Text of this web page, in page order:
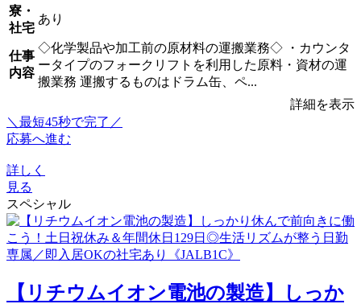
寮・
社宅
あり
仕事
内容
◇化学製品や加工前の原材料の運搬業務◇ ・カウンタ
ータイプのフォークリフトを利用した原料・資材の運
搬業務 運搬するものはドラム缶、ペ...
詳細を表示
＼最短45秒で完了／
応募へ進む
詳しく
見る
スペシャル
【リチウムイオン電池の製造】しっか